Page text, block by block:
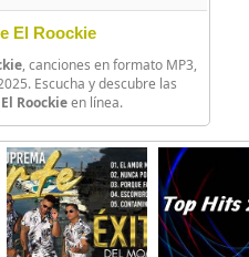
El Roockie
El Roockie
, canciones en formato MP3,
Escucha y descubre las
El Roockieen línea.